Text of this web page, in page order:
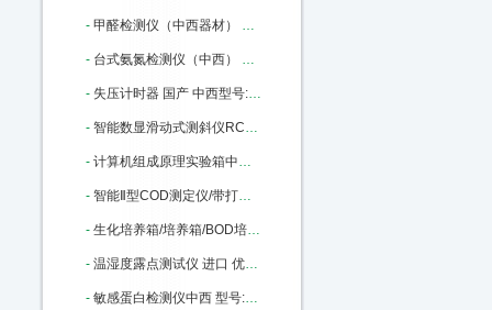
- 甲醛检测仪（中西器材） 型号:GA27-500B库号：M406029
- 台式氨氮检测仪（中西） 型号:NH-1CA库号：M33470
- 失压计时器 国产 中西型号:JSY-3B1A库号：M138218
- 智能数显滑动式测斜仪RC01/HCX-5中西器型号: RC01/HCX-5 库号：M181541
- 计算机组成原理实验箱中西 型号:MH80-CP226库号：M290975
- 智能Ⅱ型COD测定仪/带打印，连接电脑（中西） 型号:CH10-2M库号：M318861
- 生化培养箱/培养箱/BOD培养箱 型号:CH10-150L库号：M318867
- 温湿度露点测试仪 进口 优势型号:SH7-6003库号：M392569
- 敏感蛋白检测仪中西 型号:MP01-TANNOMETRE库号：M406006